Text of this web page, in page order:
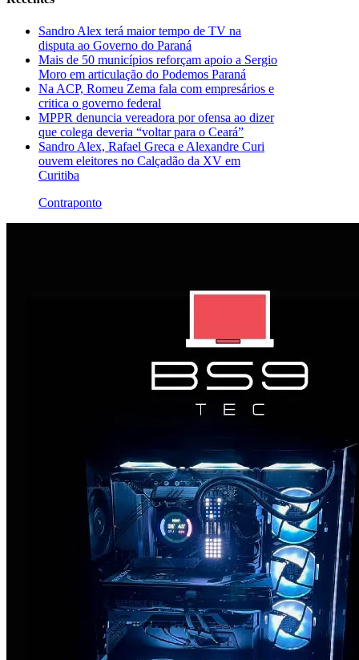
Sandro Alex terá maior tempo de TV na
disputa ao Governo do Paraná
Mais de 50 municípios reforçam apoio a Sergio
Moro em articulação do Podemos Paraná
Na ACP, Romeu Zema fala com empresários e
critica o governo federal
MPPR denuncia vereadora por ofensa ao dizer
que colega deveria “voltar para o Ceará”
Sandro Alex, Rafael Greca e Alexandre Curi
ouvem eleitores no Calçadão da XV em
Curitiba
Contraponto